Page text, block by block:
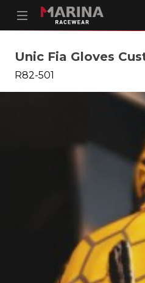
Unic Fia Gloves
R82-501